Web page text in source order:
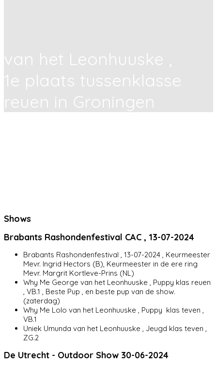
van het Leonhuuske ,
1e plaats tussenklasse
reuen in Groningen
Shows
Brabants Rashondenfestival CAC , 13-07-2024
Brabants Rashondenfestival , 13-07-2024 , Keurmeester
Mevr. Ingrid Hectors (B), Keurmeester in de ere ring
Mevr. Margrit Kortleve-Prins (NL)
Why Me George van het Leonhuuske , Puppy klas reuen
, VB.1 , Beste Pup , en beste pup van de show.
(zaterdag)
Why Me Lolo van het Leonhuuske , Puppy klas teven ,
VB.1
Uniek Umunda van het Leonhuuske , Jeugd klas teven ,
ZG.2
De Utrecht - Outdoor Show 30-06-2024